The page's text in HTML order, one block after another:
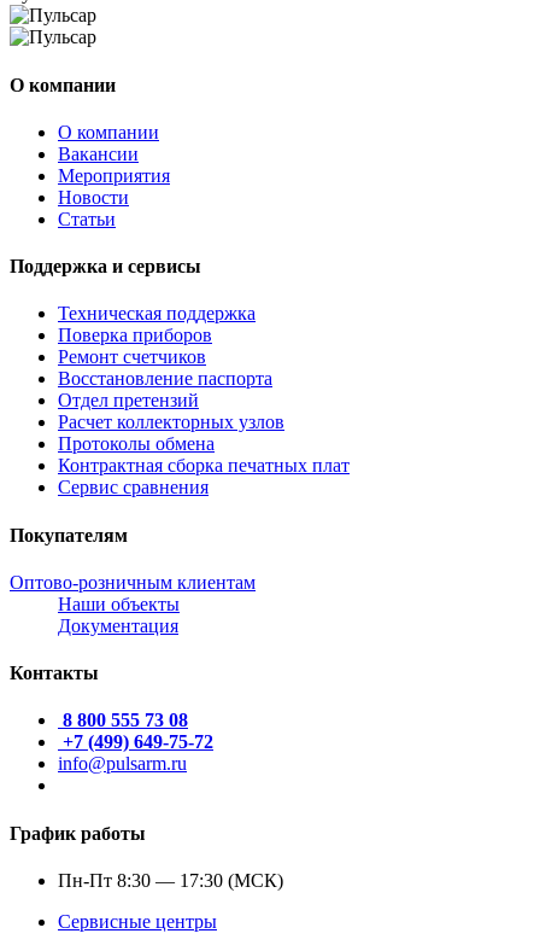
О компании
О компании
Вакансии
Мероприятия
Новости
Статьи
Поддержка и сервисы
Техническая поддержка
Поверка приборов
Ремонт счетчиков
Восстановление паспорта
Отдел претензий
Расчет коллекторных узлов
Протоколы обмена
Контрактная сборка печатных плат
Сервис сравнения
Покупателям
Оптово-розничным клиентам
Наши объекты
Документация
Контакты
8 800 555 73 08
+7 (499) 649-75-72
info@pulsarm.ru
График работы
Пн-Пт 8:30 — 17:30 (МСК)
Сервисные центры